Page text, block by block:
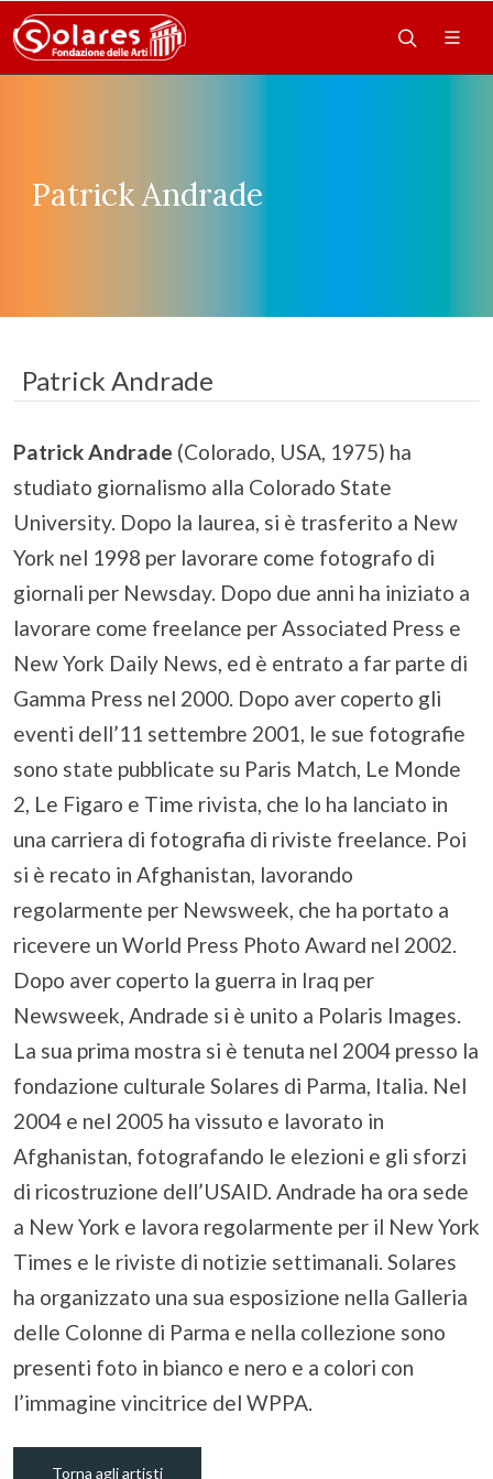
Patrick Andrade
Patrick Andrade
Patrick Andrade (Colorado, USA, 1975) ha
studiato giornalismo alla Colorado State
University. Dopo la laurea, si è trasferito a New
York nel 1998 per lavorare come fotografo di
giornali per Newsday. Dopo due anni ha iniziato a
lavorare come freelance per Associated Press e
New York Daily News, ed è entrato a far parte di
Gamma Press nel 2000. Dopo aver coperto gli
eventi dell’11 settembre 2001, le sue fotografie
sono state pubblicate su Paris Match, Le Monde
2, Le Figaro e Time rivista, che lo ha lanciato in
una carriera di fotografia di riviste freelance. Poi
si è recato in Afghanistan, lavorando
regolarmente per Newsweek, che ha portato a
ricevere un World Press Photo Award nel 2002.
Dopo aver coperto la guerra in Iraq per
Newsweek, Andrade si è unito a Polaris Images.
La sua prima mostra si è tenuta nel 2004 presso la
fondazione culturale Solares di Parma, Italia. Nel
2004 e nel 2005 ha vissuto e lavorato in
Afghanistan, fotografando le elezioni e gli sforzi
di ricostruzione dell’USAID. Andrade ha ora sede
a New York e lavora regolarmente per il New York
Times e le riviste di notizie settimanali. Solares
ha organizzato una sua esposizione nella Galleria
delle Colonne di Parma e nella collezione sono
presenti foto in bianco e nero e a colori con
l’immagine vincitrice del WPPA.
Torna agli artisti